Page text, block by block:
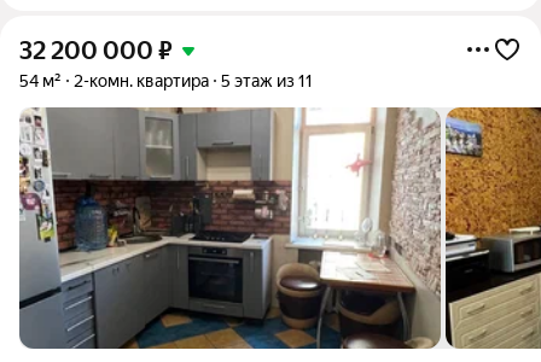
32 200 000 ₽
54 м² 2-комн. квартира 5 этаж из 11